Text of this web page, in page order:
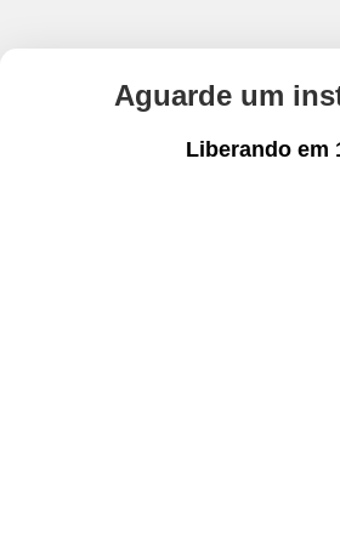
Aguarde um
Liberando em